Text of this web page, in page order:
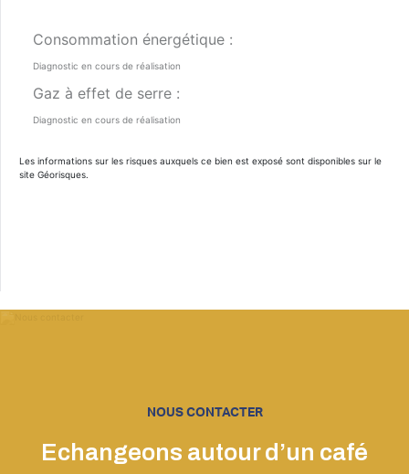
Consommation énergétique :
Diagnostic en cours de réalisation
Gaz à effet de serre :
Diagnostic en cours de réalisation
Les informations sur les risques auxquels ce bien est exposé sont disponibles sur le
site Géorisques.
NOUS CONTACTER
Echangeons autour d’un café